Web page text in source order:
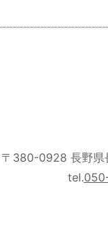
〒380-0928 長野県
tel.